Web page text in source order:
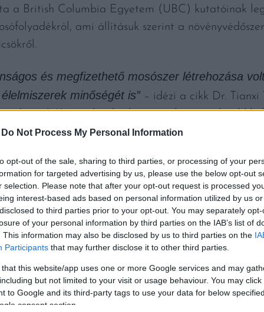
Do Not Process My Personal Information
opt-out of the sale, sharing to third parties, or processing of your
for targeted advertising by us, please use the below opt-out
selection. Please note that after your opt-out request is processed
interest-based ads based on personal information utilized by us
to third parties prior to your opt-out. You may separately
of your personal information by third parties on the IAB’s list of
This information may also be disclosed by us to third parties on the
Participants that may further disclose it to other third parties.
that this website/app uses one or more Google services and may
but not limited to your visit or usage behaviour. You may
to Google and its third-party tags to use your data for below
consent section.
a British Columbia Egyetem (UBC) kutatóinak
ami állításuk szerint a
és megfizethető mosószer létrehozása
minőségét is” – idézi a cikk Dr. Tianxi
Karának adjunktusát, a lemosóról
választaniuk a friss termények fogyasztása és
és burgonyában található keményítő, ez
ki. Ez a kombináció a kutatócsoport szerint
a növényvédő szereket és leemelni azokat
a gyakorlat! A mosószert három, a gyakorlatban
„valós koncentrációk” mellett. Úgy találták,
Összehasonlításképpen megjegyezték, hogy
kevesebb mint felét távolította el.